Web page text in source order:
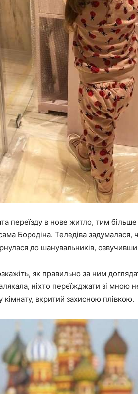
переїзду в нове житло, тим більше
Бородіна. Теледіва задумалася,
до шанувальників,
як правильно за ним
ніхто переїжджати зі мною
вкритий захисною плівкою.